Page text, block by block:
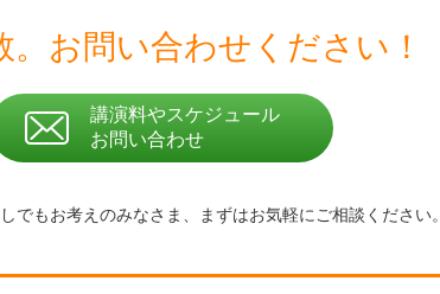
お問い合わせください！
講演料やスケジュール
お問い合わせ
でもお考えのみなさま、 まずはお気軽にご相談ください。